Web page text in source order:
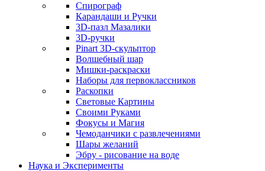
Спирограф
Карандаши и Ручки
3D-пазл Мазалики
3D-ручки
Pinart 3D-скульптор
Волшебный шар
Мишки-раскраски
Наборы для первоклассников
Раскопки
Световые Картины
Своими Руками
Фокусы и Магия
Чемоданчики с развлечениями
Шары желаний
Эбру - рисование на воде
Наука и Эксперименты